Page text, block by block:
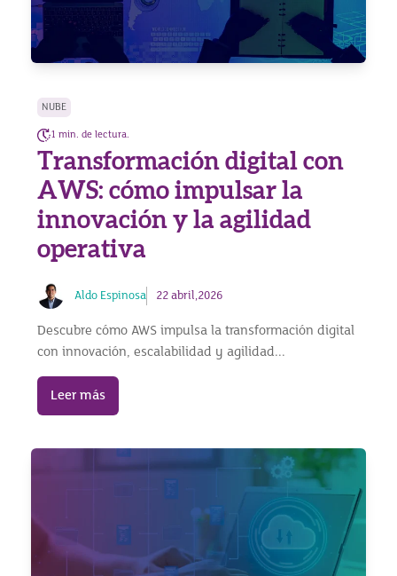
NUBE
1 min. de lectura.
Transformación digital con
AWS: cómo impulsar la
innovación y la agilidad
operativa
Aldo Espinosa 22 abril,2026
Descubre cómo AWS impulsa la transformación digital
con innovación, escalabilidad y agilidad...
Leer más